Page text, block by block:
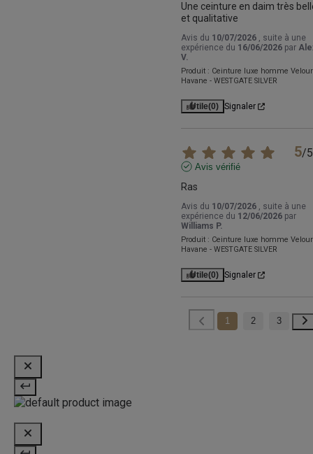
Une ceinture en daim très
et qualitative
Avis du 10/07/2026 , suite à une
expérience du 16/06/2026 par
V.
Produit : Ceinture luxe homme
Havane - WESTGATE SILVER
Utile(0) Signaler
5/5
Avis vérifié
Ras
Avis du 10/07/2026 , suite à une
expérience du 12/06/2026 par
Williams P.
Produit : Ceinture luxe homme
Havane - WESTGATE SILVER
Utile(0) Signaler
1 2 3